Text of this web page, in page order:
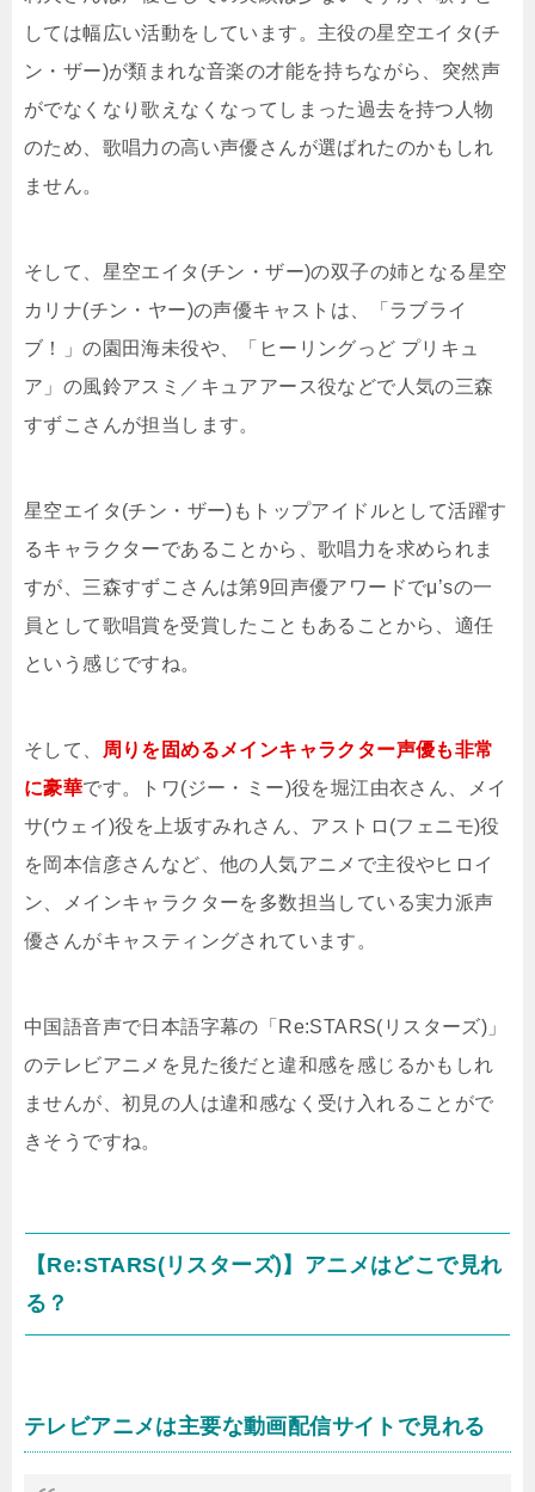
しては幅広い活動をしています。主役の星空エイタ(チ
ン・ザー)が類まれな音楽の才能を持ちながら、突然声
がでなくなり歌えなくなってしまった過去を持つ人物
のため、歌唱力の高い声優さんが選ばれたのかもしれ
ません。
そして、星空エイタ(チン・ザー)の双子の姉となる星空
カリナ(チン・ヤー)の声優キャストは、「ラブライ
ブ！」の園田海未役や、「ヒーリングっど プリキュ
ア」の風鈴アスミ／キュアアース役などで人気の三森
すずこさんが担当します。
星空エイタ(チン・ザー)もトップアイドルとして活躍す
るキャラクターであることから、歌唱力を求められま
すが、三森すずこさんは第9回声優アワードでμ’sの一
員として歌唱賞を受賞したこともあることから、適任
という感じですね。
そして、
周りを固めるメインキャラクター声優も非常
に豪華です。トワ(ジー・ミー)役を堀江由衣さん、メイ
サ(ウェイ)役を上坂すみれさん、アストロ(フェニモ)役
を岡本信彦さんなど、他の人気アニメで主役やヒロイ
ン、メインキャラクターを多数担当している実力派声
優さんがキャスティングされています。
中国語音声で日本語字幕の「Re:STARS(リスターズ)」
のテレビアニメを見た後だと違和感を感じるかもしれ
ませんが、初見の人は違和感なく受け入れることがで
きそうですね。
【Re:STARS(リスターズ)】アニメはどこで見れ
る？
テレビアニメは主要な動画配信サイトで見れる